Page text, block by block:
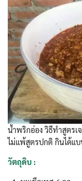
น้ำพริกอ่อง วิธีทำสูตรเ
ไม่แพ้สูตรปกติ กินได้แ
วัตถุดิบ :